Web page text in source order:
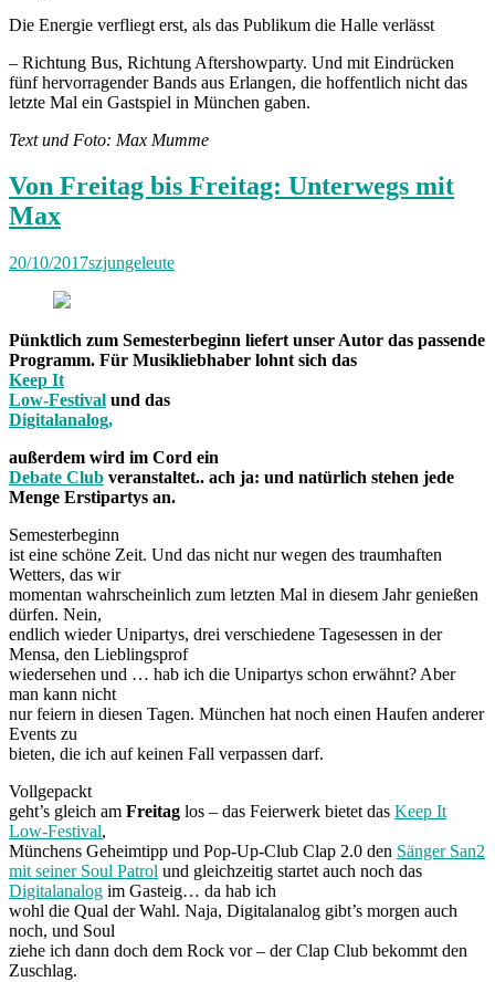
Die Energie verfliegt erst, als das Publikum die Halle verlässt
– Richtung Bus, Richtung Aftershowparty. Und mit Eindrücken
fünf hervorragender Bands aus Erlangen, die hoffentlich nicht das
letzte Mal ein Gastspiel in München gaben.
Text und Foto: Max Mumme
Von Freitag bis Freitag: Unterwegs mit
Max
20/10/2017szjungeleute
Pünktlich zum Semesterbeginn liefert unser Autor das passende
Programm. Für Musikliebhaber lohnt sich das
Keep It
Low-Festival und das
Digitalanalog,
außerdem wird im Cord ein
Debate Club veranstaltet.. ach ja: und natürlich stehen jede
Menge Erstipartys an.
Semesterbeginn
ist eine schöne Zeit. Und das nicht nur wegen des traumhaften
Wetters, das wir
momentan wahrscheinlich zum letzten Mal in diesem Jahr genießen
dürfen. Nein,
endlich wieder Unipartys, drei verschiedene Tagesessen in der
Mensa, den Lieblingsprof
wiedersehen und … hab ich die Unipartys schon erwähnt? Aber
man kann nicht
nur feiern in diesen Tagen. München hat noch einen Haufen anderer
Events zu
bieten, die ich auf keinen Fall verpassen darf.
Vollgepackt
geht’s gleich am Freitag los – das Feierwerk bietet das Keep It
Low-Festival,
Münchens Geheimtipp und Pop-Up-Club Clap 2.0 den Sänger San2
mit seiner Soul Patrol und gleichzeitig startet auch noch das
Digitalanalog im Gasteig… da hab ich
wohl die Qual der Wahl. Naja, Digitalanalog gibt’s morgen auch
noch, und Soul
ziehe ich dann doch dem Rock vor – der Clap Club bekommt den
Zuschlag.